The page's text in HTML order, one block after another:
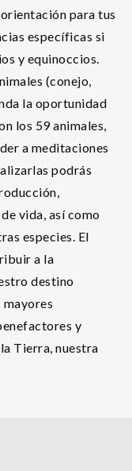
para tus
específicas si
y equinoccios.
(conejo,
la oportunidad
los 59 animales,
a meditaciones
podrás
vida, así como
especies. El
a la
destino
y
Tierra, nuestra